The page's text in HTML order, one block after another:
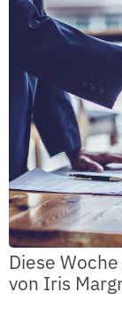
Diese
von Iris